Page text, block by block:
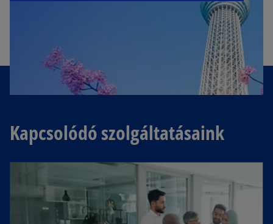
Kapcsolódó szolgáltatásaink